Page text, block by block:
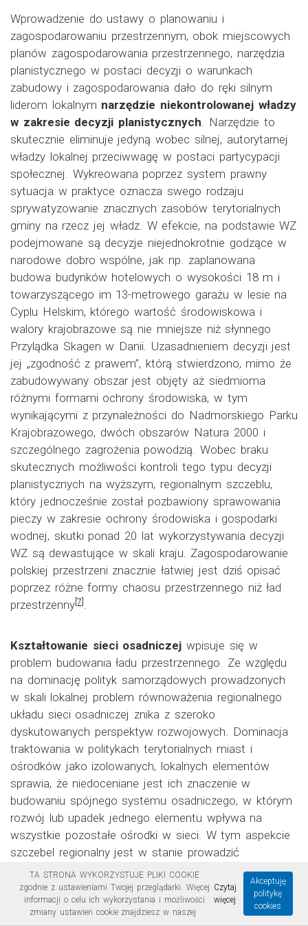
Wprowadzenie do ustawy o planowaniu i
zagospodarowaniu przestrzennym, obok miejscowych
planów zagospodarowania przestrzennego, narzędzia
planistycznego w postaci decyzji o warunkach
zabudowy i zagospodarowania dało do ręki silnym
liderom lokalnym narzędzie niekontrolowanej władzy
w zakresie decyzji planistycznych. Narzędzie to
skutecznie eliminuje jedyną wobec silnej, autorytarnej
władzy lokalnej przeciwwagę w postaci partycypacji
społecznej. Wykreowana poprzez system prawny
sytuacja w praktyce oznacza swego rodzaju
sprywatyzowanie znacznych zasobów terytorialnych
gminy na rzecz jej władz. W efekcie, na podstawie WZ
podejmowane są decyzje niejednokrotnie godzące w
narodowe dobro wspólne, jak np. zaplanowana
budowa budynków hotelowych o wysokości 18 m i
towarzyszącego im 13-metrowego garażu w lesie na
Cyplu Helskim, którego wartość środowiskowa i
walory krajobrazowe są nie mniejsze niż słynnego
Przylądka Skagen w Danii. Uzasadnieniem decyzji jest
jej „zgodność z prawem”, którą stwierdzono, mimo że
zabudowywany obszar jest objęty aż siedmioma
różnymi formami ochrony środowiska, w tym
wynikającymi z przynależności do Nadmorskiego Parku
Krajobrazowego, dwóch obszarów Natura 2000 i
szczególnego zagrożenia powodzią. Wobec braku
skutecznych możliwości kontroli tego typu decyzji
planistycznych na wyższym, regionalnym szczeblu,
który jednocześnie został pozbawiony sprawowania
pieczy w zakresie ochrony środowiska i gospodarki
wodnej, skutki ponad 20 lat wykorzystywania decyzji
WZ są dewastujące w skali kraju. Zagospodarowanie
polskiej przestrzeni znacznie łatwiej jest dziś opisać
poprzez różne formy chaosu przestrzennego niż ład
przestrzenny [7] .
Kształtowanie sieci osadniczej wpisuje się w
problem budowania ładu przestrzennego. Ze względu
na dominację polityk samorządowych prowadzonych
w skali lokalnej problem równoważenia regionalnego
układu sieci osadniczej znika z szeroko
dyskutowanych perspektyw rozwojowych. Dominacja
traktowania w politykach terytorialnych miast i
ośrodków jako izolowanych, lokalnych elementów
sprawia, że niedoceniane jest ich znaczenie w
budowaniu spójnego systemu osadniczego, w którym
rozwój lub upadek jednego elementu wpływa na
wszystkie pozostałe ośrodki w sieci. W tym aspekcie
szczebel regionalny jest w stanie prowadzić
dostosowaną do potrzeb całego systemu politykę
miejską. Głównym jej zadaniem jest zachowanie
wieloośrodkowości regionalnych sieci osadniczych i
utrzymywanie stabilnej, hierarchicznie uporządkowanej
TA STRONA WYKORZYSTUJE PLIKI COOKIE
zgodnie z ustawieniami Twojej przeglądarki. Więcej
informacji o celu ich wykorzystania i możliwości
zmiany ustawień cookie znajdziesz w naszej
Czytaj
więcej
Akceptuję
politykę
cookies